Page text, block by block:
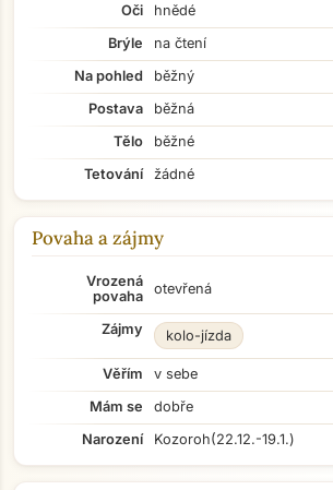
Oči
hnědé
Brýle
na čtení
Na pohled
běžný
Postava
běžná
Tělo
běžné
Tetování
žádné
Povaha a zájmy
Vrozená
povaha
otevřená
Zájmy kolo-jízda
Věřím
v sebe
Mám se
dobře
Narození
Kozoroh(22.12.-19.1.)